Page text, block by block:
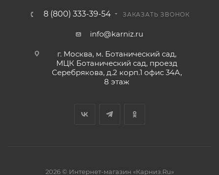
8 (800) 333-39-54 ЗАКАЗАТЬ ЗВОНОК
info@karniz.ru
г. Москва, м. Ботанический сад,
МЦК Ботанический сад, проезд
Серебрякова, д.2 корп.1 офис 34А,
8 этаж
2026 © Интернет-магазин «Карниз.Ru»